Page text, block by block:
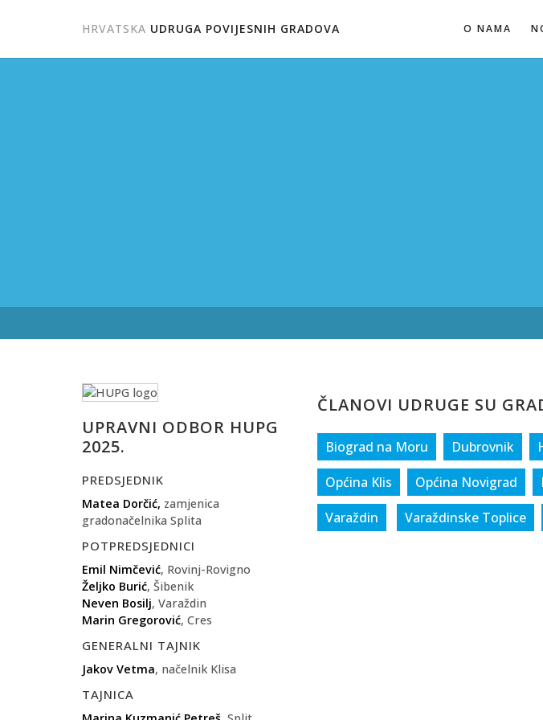
HRVATSKA UDRUGA POVIJESNIH GRADOVA O NAMA
ČLANOVI UDRUGE SU
Biograd na Moru Dubrovnik
Općina Klis
Općina Novigrad
Varaždin
Varaždinske Toplice
UPRAVNI ODBOR HUPG
2025.
PREDSJEDNIK
Matea Dorčić, zamjenica
gradonačelnika Splita
POTPREDSJEDNICI
Emil Nimčević, Rovinj-Rovigno
Željko Burić, Šibenik
Neven Bosilj, Varaždin
Marin Gregorović, Cres
GENERALNI TAJNIK
Jakov Vetma, načelnik Klisa
TAJNICA